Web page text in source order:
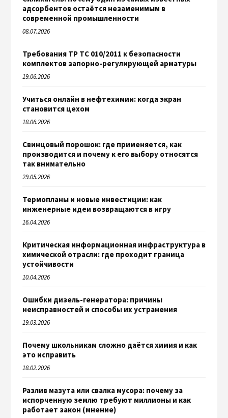
адсорбентов остаётся незаменимым в
современной промышленности
08.07.2026
Требования ТР ТС 010/2011 к безопасности
комплектов запорно-регулирующей арматуры
19.06.2026
Учиться онлайн в нефтехимии: когда экран
становится цехом
18.06.2026
Свинцовый порошок: где применяется, как
производится и почему к его выбору относятся
так внимательно
29.05.2026
Термопланы и новые инвестиции: как
инженерные идеи возвращаются в игру
16.04.2026
Критическая информационная инфраструктура в
химической отрасли: где проходит граница
устойчивости
10.04.2026
Ошибки дизель-генератора: причины
неисправностей и способы их устранения
19.03.2026
Почему школьникам сложно даётся химия и как
это исправить
18.02.2026
Разлив мазута или свалка мусора: почему за
испорченную землю требуют миллионы и как
работает закон (мнение)